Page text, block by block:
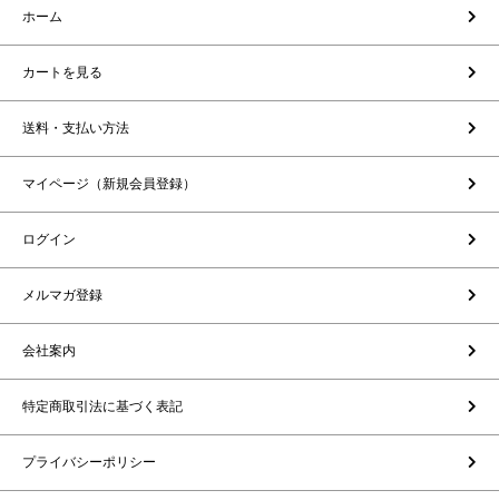
ホーム
カートを見る
送料・支払い方法
マイページ（新規会員登録）
ログイン
メルマガ登録
会社案内
特定商取引法に基づく表記
プライバシーポリシー